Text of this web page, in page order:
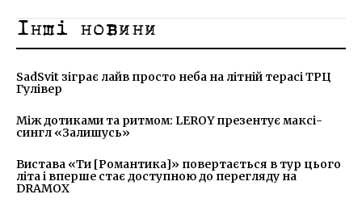
Інші новини
SadSvit зіграє лайв просто неба на літній терасі ТРЦ
Гулівер
Між дотиками та ритмом: LEROY презентує максі-
сингл «Залишусь»
Вистава «Ти [Романтика]» повертається в тур цього
літа і вперше стає доступною до перегляду на
DRAMOX